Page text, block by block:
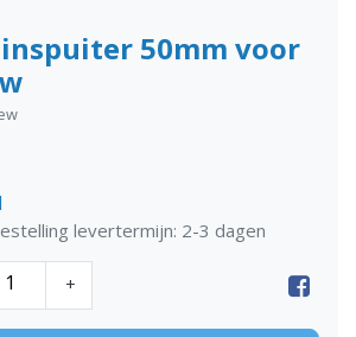
50mm voor
levertermijn: 2-3 dagen
+